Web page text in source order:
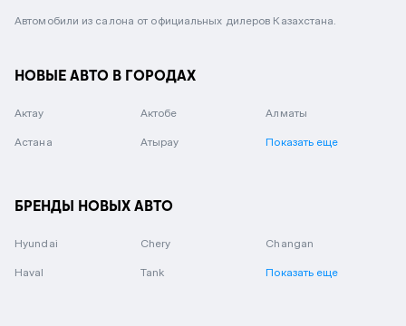
Автомобили из салона от официальных дилеров Казахстана.
НОВЫЕ АВТО В ГОРОДАХ
Актау Актобе Алматы
Астана Атырау Показать еще
БРЕНДЫ НОВЫХ АВТО
Hyundai Chery Changan
Haval Tank Показать еще